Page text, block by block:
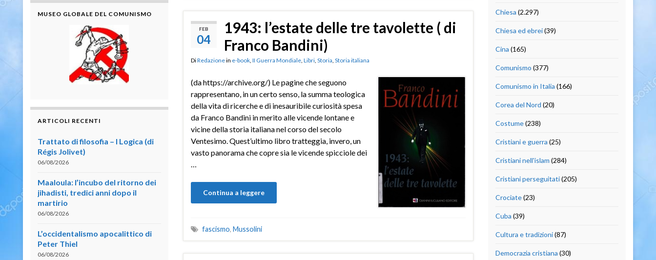
FEB
04
1943: l’estate delle tre tavolette ( di
Franco Bandini)
DiRedazionein e-book, II Guerra Mondiale, Libri, Storia Storia italiana
(da https://archive.org/) Le pagine che seguono
rappresentano, in un certo senso, la summa teologica
della vita di ricerche e di inesauribile curiosità spesa
da Franco Bandini in merito alle vicende lontane e
vicine della storia italiana nel corso del secolo
Ventesimo. Quest’ultimo libro tratteggia, invero, un
vasto panorama che copre sia le vicende spicciole dei
Continua a leggere
fascismo, Mussolini
MUSEO GLOBALE DEL COMUNISMO
ARTICOLI RECENTI
Trattato di filosofia – I Logica (di
Régis Jolivet)
06/08/2026
Maaloula: l’incubo del ritorno dei
jihadisti, tredici anni dopo il
martirio
06/08/2026
L’occidentalismo apocalittico di
Peter Thiel
06/08/2026
Chiesa (2.297)
Chiesa ed ebrei(39)
Cina (165)
Comunismo (377)
Comunismo in Italia (166)
Corea del Nord (20)
Costume(238)
Cristiani e guerra (25)
Cristiani nell'islam (284)
Cristiani perseguitati(205)
Crociate(23)
Cuba (39)
Cultura e tradizioni(87)
Democrazia cristiana (30)